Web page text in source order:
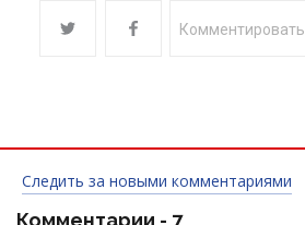
Комментировать
Следить за новыми комментариями